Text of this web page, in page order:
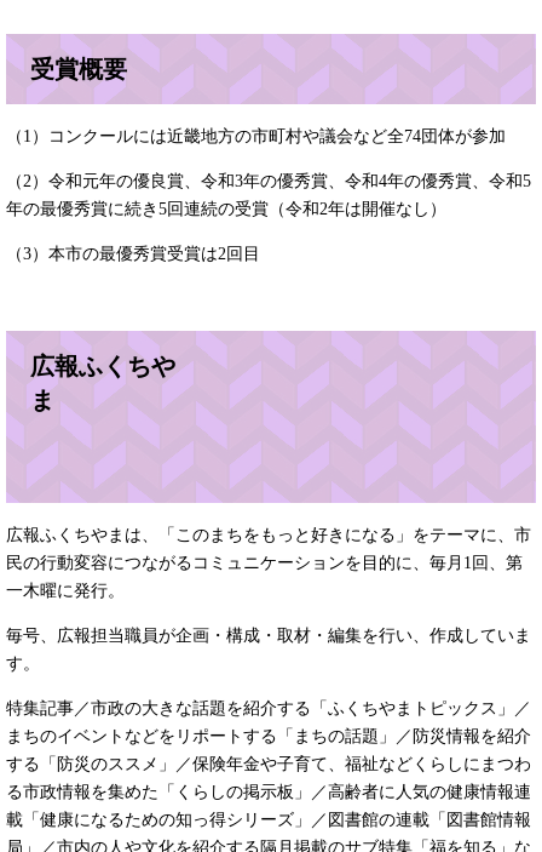
受賞概要
（1）コンクールには近畿地方の市町村や議会など全74団体が参加
（2）令和元年の優良賞、令和3年の優秀賞、令和4年の優秀賞、令和5
年の最優秀賞に続き5回連続の受賞（令和2年は開催なし）
（3）本市の最優秀賞受賞は2回目
広報ふくちや
ま
広報ふくちやまは、「このまちをもっと好きになる」をテーマに、市
民の行動変容につながるコミュニケーションを目的に、毎月1回、第
一木曜に発行。
毎号、広報担当職員が企画・構成・取材・編集を行い、作成していま
す。
特集記事／市政の大きな話題を紹介する「ふくちやまトピックス」／
まちのイベントなどをリポートする「まちの話題」／防災情報を紹介
する「防災のススメ」／保険年金や子育て、福祉などくらしにまつわ
る市政情報を集めた「くらしの掲示板」／高齢者に人気の健康情報連
載「健康になるための知っ得シリーズ」／図書館の連載「図書館情報
局」／市内の人や文化を紹介する隔月掲載のサブ特集「福を知る」な